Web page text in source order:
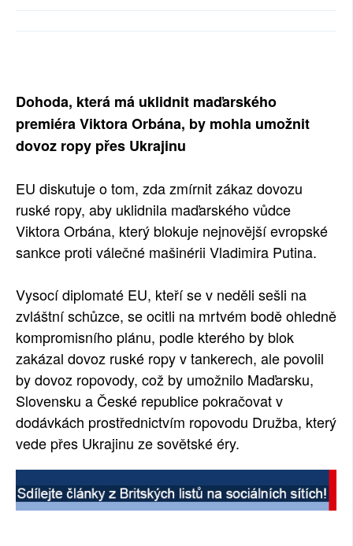
RUBRIKY
PLNÁ VERZE STRÁNEK
Dohoda, která má uklidnit maďarského
premiéra Viktora Orbána, by mohla umožnit
dovoz ropy přes Ukrajinu
EU diskutuje o tom, zda zmírnit zákaz dovozu
ruské ropy, aby uklidnila maďarského vůdce
Viktora Orbána, který blokuje nejnovější evropské
sankce proti válečné mašinérii Vladimira Putina.
Vysocí diplomaté EU, kteří se v neděli sešli na
zvláštní schůzce, se ocitli na mrtvém bodě ohledně
kompromisního plánu, podle kterého by blok
zakázal dovoz ruské ropy v tankerech, ale povolil
by dovoz ropovody, což by umožnilo Maďarsku,
Slovensku a České republice pokračovat v
dodávkách prostřednictvím ropovodu Družba, který
vede přes Ukrajinu ze sovětské éry.